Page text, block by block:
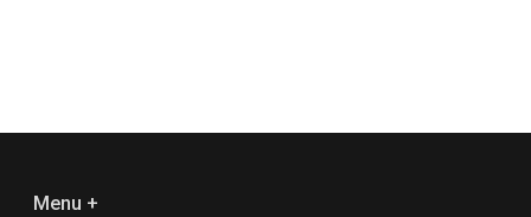
Menu +